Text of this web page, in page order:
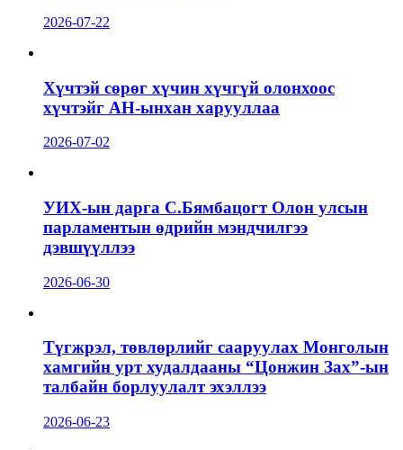
2026-07-22
Хүчтэй сөрөг хүчин хүчгүй олонхоос
хүчтэйг АН-ынхан харууллаа
2026-07-02
УИХ-ын дарга С.Бямбацогт Олон улсын
парламентын өдрийн мэндчилгээ
дэвшүүллээ
2026-06-30
Түгжрэл, төвлөрлийг сааруулах Монголын
хамгийн урт худалдааны “Цонжин Зах”-ын
талбайн борлуулалт эхэллээ
2026-06-23